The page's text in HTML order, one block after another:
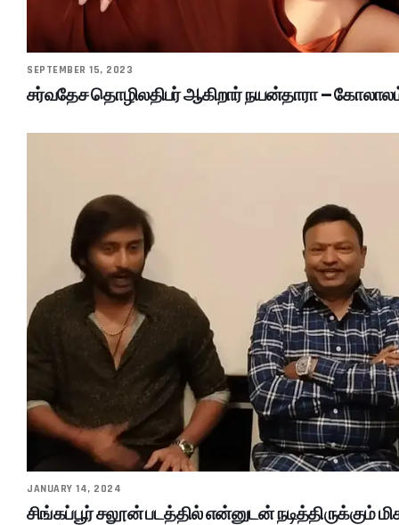
SEPTEMBER 15, 2023
சர்வதேச தொழிலதிபர் ஆகிறார் நயன்தாரா –
JANUARY 14, 2024
சிங்கப்பூர் சலூன் படத்தில் என்னுடன் நடித்திருக்கும்